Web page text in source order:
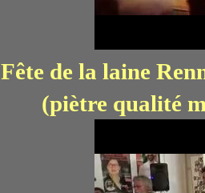
Fête de la laine
(piètre qualité